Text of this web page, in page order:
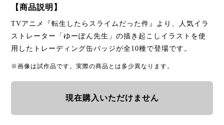
【商品説明】
TVアニメ『転生したらスライムだった件』より、人気イラ
ストレーター「ゆーぽん先生」の描き起こしイラストを使
用したトレーディング缶バッジが全10種で登場です。
※画像は試作品です。実際の商品とは多少異なります。
現在購入いただけません